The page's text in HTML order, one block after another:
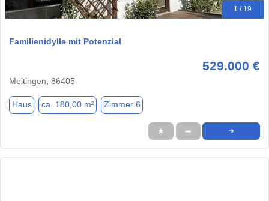
1 / 19
Familienidylle mit Potenzial
529.000 €
Meitingen, 86405
Haus ca. 180,00 m² Zimmer 6
★ ➦ ➜